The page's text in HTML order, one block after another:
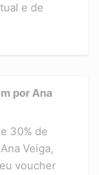
e de
por Ana
30% de
Veiga,
voucher